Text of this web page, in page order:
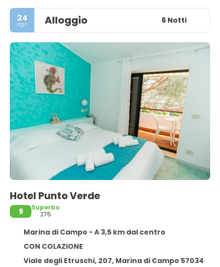
24
ago Alloggio 6 Notti
Hotel Punto Verde
9
Superbo
275
Marina di Campo - A 3,5 km dal centro
CON COLAZIONE
Viale degli Etruschi, 207, Marina di Campo 57034